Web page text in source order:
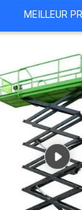
MEILLEUR